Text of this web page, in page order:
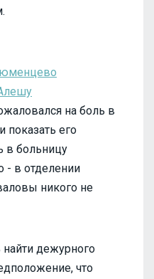
на боль в
показать его
в больницу
- в отделении
никого не
дежурного
что